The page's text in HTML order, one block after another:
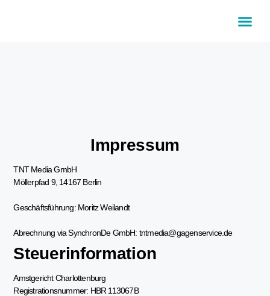
Impressum
TNT Media GmbH
Möllerpfad 9, 14167 Berlin
Geschäftsführung: Moritz Weilandt
Abrechnung via SynchronDe GmbH: tntmedia@gagenservice.de
Steuerinformation
Amstgericht Charlottenburg
Registrationsnummer: HBR 113067B